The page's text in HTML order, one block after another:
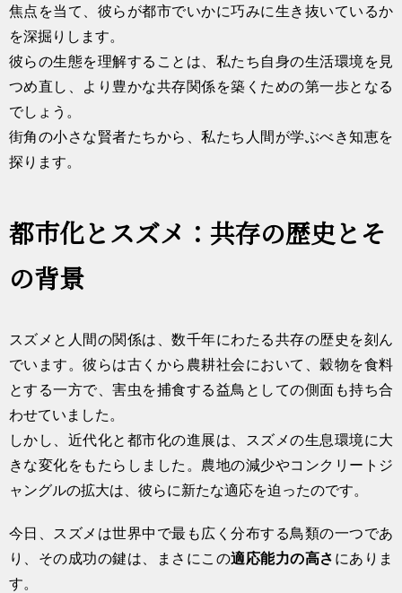
焦点を当て、彼らが都市でいかに巧みに生き抜いているか
を深掘りします。
彼らの生態を理解することは、私たち自身の生活環境を見
つめ直し、より豊かな共存関係を築くための第一歩となる
でしょう。
街角の小さな賢者たちから、私たち人間が学ぶべき知恵を
探ります。
都市化とスズメ：共存の歴史とそ
の背景
スズメと人間の関係は、数千年にわたる共存の歴史を刻ん
でいます。彼らは古くから農耕社会において、穀物を食料
とする一方で、害虫を捕食する益鳥としての側面も持ち合
わせていました。
しかし、近代化と都市化の進展は、スズメの生息環境に大
きな変化をもたらしました。農地の減少やコンクリートジ
ャングルの拡大は、彼らに新たな適応を迫ったのです。
今日、スズメは世界中で最も広く分布する鳥類の一つであ
り、その成功の鍵は、まさにこの適応能力の高さ にありま
す。